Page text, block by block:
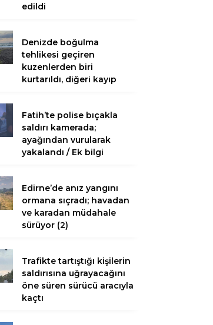
edildi
Denizde boğulma
tehlikesi geçiren
kuzenlerden biri
kurtarıldı, diğeri kayıp
Fatih’te polise bıçakla
saldırı kamerada;
ayağından vurularak
yakalandı / Ek bilgi
Edirne’de anız yangını
ormana sıçradı; havadan
ve karadan müdahale
sürüyor (2)
Trafikte tartıştığı kişilerin
saldırısına uğrayacağını
öne süren sürücü aracıyla
kaçtı